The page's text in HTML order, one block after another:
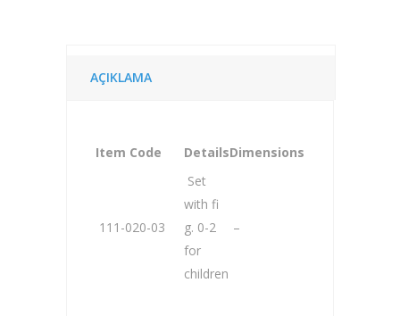
AÇIKLAMA
Item Code DetailsDimensions
111-020-03
Set
with fi
g. 0-2
for
children
–